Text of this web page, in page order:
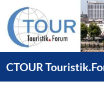
Zum
Inhalt
springen
CTOUR